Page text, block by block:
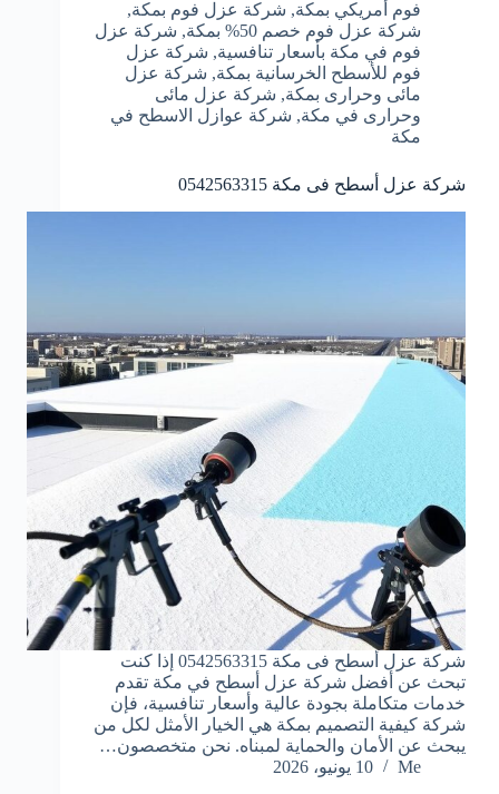
فوم أمريكي بمكة, شركة عزل فوم بمكة,
شركة عزل فوم خصم 50% بمكة
, شركة عزل
فوم في مكة بأسعار تنافسية, شركة عزل
فوم للأسطح الخرسانية بمكة, شركة عزل
مائى وحرارى بمكة, شركة عزل مائى
وحرارى في مكة, شركة عوازل الاسطح في
مكة
شركة عزل أسطح فى مكة 0542563315
شركة عزل أسطح فى مكة 0542563315 إذا كنت
تبحث عن أفضل شركة عزل أسطح في مكة تقدم
خدمات متكاملة بجودة عالية وأسعار تنافسية، فإن
شركة كيفية التصميم بمكة هي الخيار الأمثل لكل من
يبحث عن الأمان والحماية لمبناه. نحن متخصصون…
Me
10 يونيو، 2026